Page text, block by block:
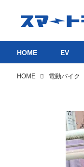
HOME EV
HOME 電動バイク